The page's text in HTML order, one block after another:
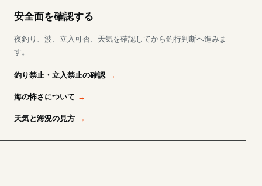
安全面を確認する
夜釣り、波、立入可否、天気を確認してから釣行判断へ進みま
す。
釣り禁止・立入禁止の確認
海の怖さについて
天気と海況の見方